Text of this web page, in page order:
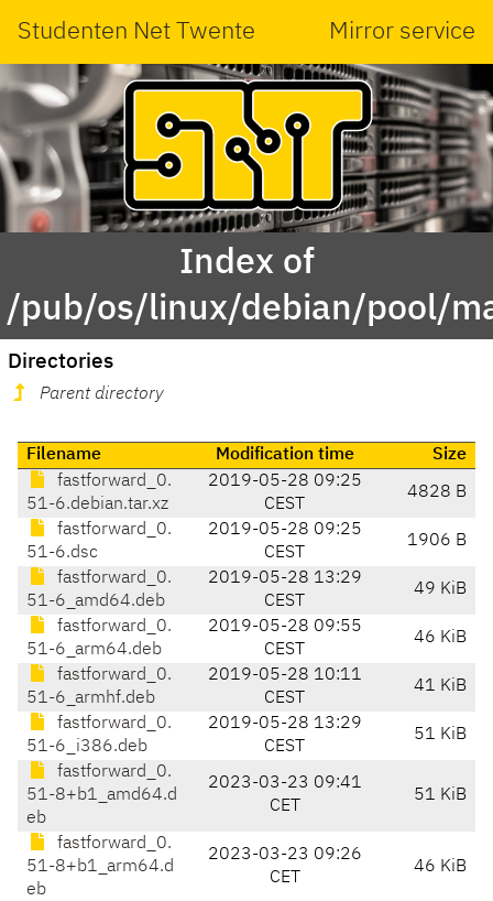
Studenten Net Twente Mirror service
Index of
/pub/os/linux/debian/pool/
Directories
Parent directory
Filename Modification time
Size
fastforward_0.
51-6.debian.tar.xz
2019-05-28 09:25
CEST
4828 B
fastforward_0.
51-6.dsc
2019-05-28 09:25
CEST
1906 B
fastforward_0.
51-6_amd64.deb
2019-05-28 13:29
CEST
49 KiB
fastforward_0.
51-6_arm64.deb
2019-05-28 09:55
CEST
46 KiB
fastforward_0.
51-6_armhf.deb
2019-05-28 10:11
CEST
41 KiB
fastforward_0.
51-6_i386.deb
2019-05-28 13:29
CEST
51 KiB
fastforward_0.
51-8+b1_amd64.d
eb
2023-03-23 09:41
CET
51 KiB
fastforward_0.
51-8+b1_arm64.d
eb
2023-03-23 09:26
CET
46 KiB